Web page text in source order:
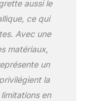
IN ITALY
100%
fiabilité,
nés
d'artisans
1830 -
aussi le
ce qui
Avec une
matériaux,
un
la
en